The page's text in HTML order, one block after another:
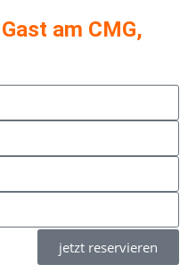
am CMG,
jetzt reservieren